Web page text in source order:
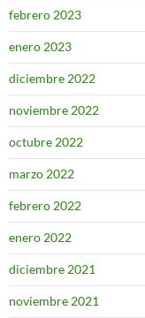
febrero 2023
enero 2023
diciembre 2022
noviembre 2022
octubre 2022
marzo 2022
febrero 2022
enero 2022
diciembre 2021
noviembre 2021